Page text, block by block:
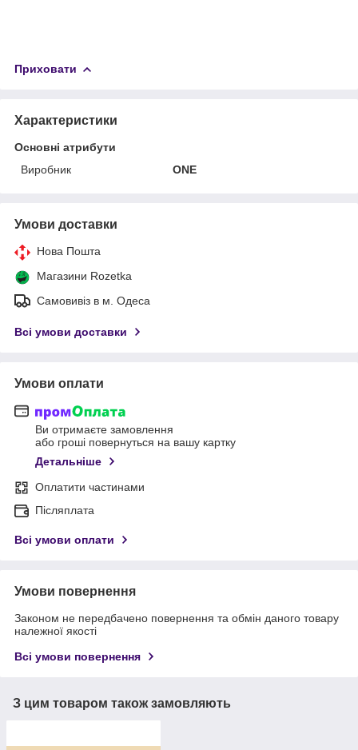
Приховати
Характеристики
Основні атрибути
Виробник
ONE
Умови доставки
Нова Пошта
Магазини Rozetka
Самовивіз в м. Одеса
Всі умови доставки
Умови оплати
Ви отримаєте замовлення
або гроші повернуться на вашу картку
Детальніше
Оплатити частинами
Післяплата
Всі умови оплати
Умови повернення
Законом не передбачено повернення та обмін даного товару
належної якості
Всі умови повернення
З цим товаром також замовляють